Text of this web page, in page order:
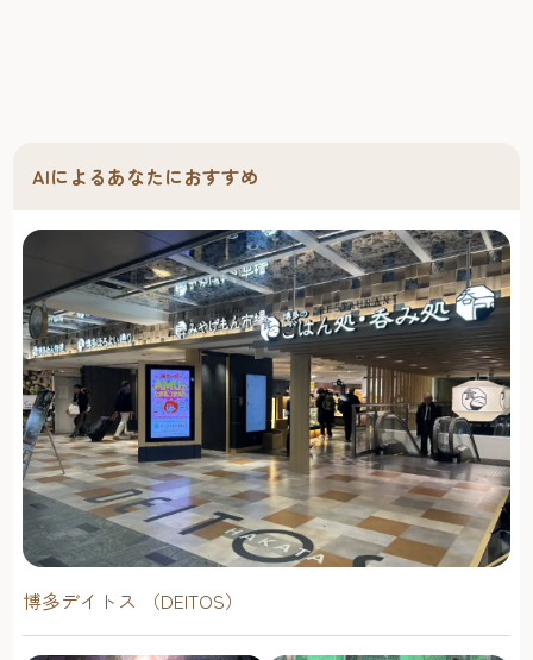
AIによるあなたにおすすめ
博多デイトス （DEITOS）